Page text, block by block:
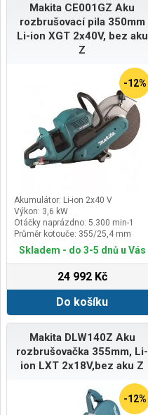
Makita CE001GZ Aku
rozbrušovací pila 350mm
Li-ion XGT 2x40V, bez aku
Z
-12%
Akumulátor: Li-ion 2x40 V
Výkon: 3,6 kW
Otáčky naprázdno: 5.300 min-1
Průměr kotouče: 355/25,4 mm
Skladem - do 3-5 dnů u Vás
24 992 Kč
Do košíku
Makita DLW140Z Aku
rozbrušovačka 355mm, Li-
ion LXT 2x18V,bez aku Z
-12%